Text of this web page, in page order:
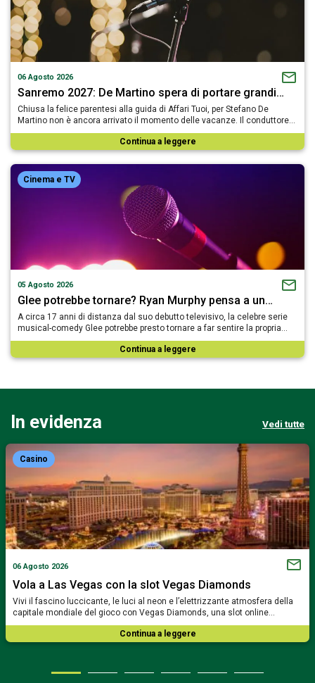
06 Agosto 2026
Sanremo 2027: De Martino spera di portare grandi…
Chiusa la felice parentesi alla guida di Affari Tuoi, per Stefano De
Martino non è ancora arrivato il momento delle vacanze. Il conduttore…
Continua a leggere
Cinema e TV
05 Agosto 2026
Glee potrebbe tornare? Ryan Murphy pensa a un…
A circa 17 anni di distanza dal suo debutto televisivo, la celebre serie
musical-comedy Glee potrebbe presto tornare a far sentire la propria…
Continua a leggere
In evidenza Vedi tutte
Casino
06 Agosto 2026
Vola a Las Vegas con la slot Vegas Diamonds
Vivi il fascino luccicante, le luci al neon e l’elettrizzante atmosfera della
capitale mondiale del gioco con Vegas Diamonds, una slot online…
Continua a leggere